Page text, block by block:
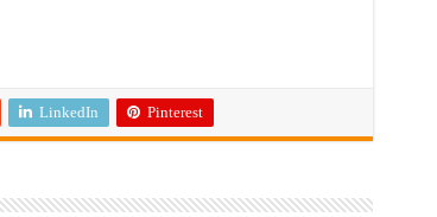
LinkedIn Pinterest